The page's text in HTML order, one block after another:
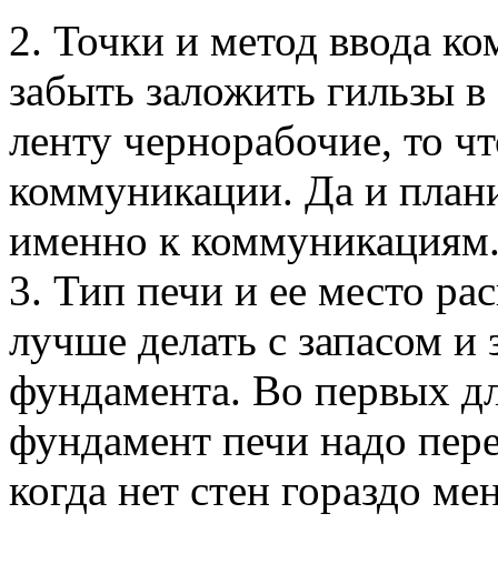
2. Точки и метод ввода
забыть заложить гильзы
ленту чернорабочие, то
коммуникации. Да и
именно к
3. Тип печи и ее место
лучше делать с запасом и
фундамента. Во первых
фундамент печи надо
когда нет стен гораздо